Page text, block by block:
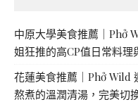
中原大學美食推薦｜Phở
姐狂推的高CP值日常料
花蓮美食推薦｜Phở Wild
熬煮的溫潤清湯，完美切